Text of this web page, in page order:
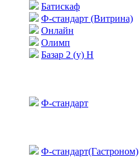
Батискаф
Ф-стандарт (Витрина)
Онлайн
Олимп
Базар 2 (у) Н
Ф-стандарт
Ф-стандарт(Гастроном)